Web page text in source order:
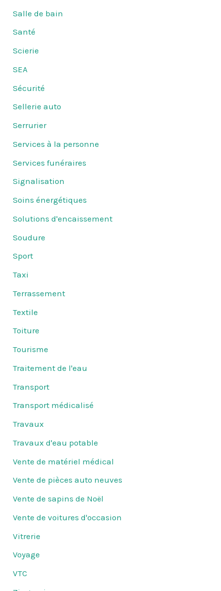
Salle de bain
Santé
Scierie
SEA
Sécurité
Sellerie auto
Serrurier
Services à la personne
Services funéraires
Signalisation
Soins énergétiques
Solutions d'encaissement
Soudure
Sport
Taxi
Terrassement
Textile
Toiture
Tourisme
Traitement de l'eau
Transport
Transport médicalisé
Travaux
Travaux d'eau potable
Vente de matériel médical
Vente de pièces auto neuves
Vente de sapins de Noël
Vente de voitures d'occasion
Vitrerie
Voyage
VTC